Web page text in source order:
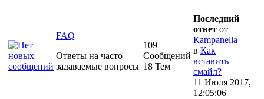
FAQ
Ответы на часто
задаваемые вопросы
109
Сообщений
18 Тем
Последний
ответ от
Кampanella
в Как
вставить
смайл?
11 Июля 2017,
12:05:06